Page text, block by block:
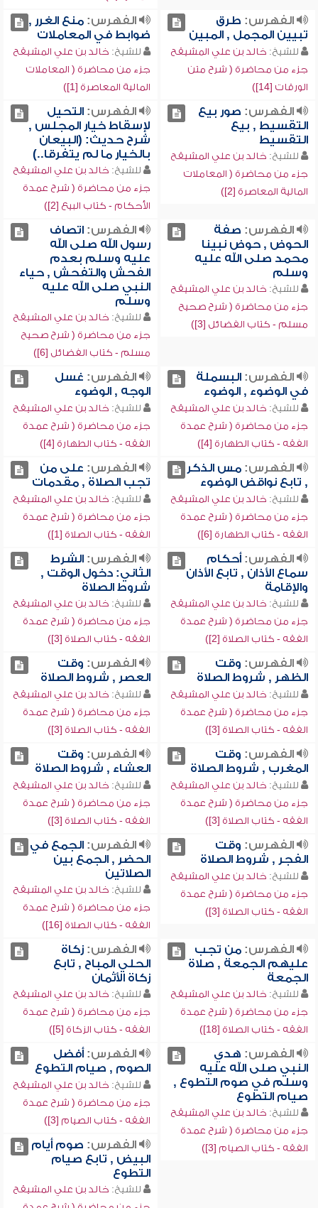
الفهرس: طرق
تبيين المجمل , المبين
للشيخ: خالد بن علي المشيقح
جزء من محاضرة ( شرح متن
الورقات [14])
الفهرس:منع الغرر ,
ضوابط في المعاملات
للشيخ: خالد بن علي المشيقح
جزء من محاضرة ( المعاملات
المالية المعاصرة [1])
الفهرس: صور بيع
التقسيط , بيع
التقسيط
للشيخ: خالد بن علي المشيقح
جزء من محاضرة ( المعاملات
المالية المعاصرة [2])
الفهرس:التحيل
لإسقاط خيار المجلس ,
شرح حديث: (البيعان
بالخيار ما لم يتفرقا..)
للشيخ: خالد بن علي المشيقح
جزء من محاضرة ( شرح عمدة
الأحكام - كتاب البيع [2])
الفهرس: صفة
الحوض , حوض نبينا
محمد صلى الله عليه
وسلم
للشيخ: خالد بن علي المشيقح
جزء من محاضرة ( شرح صحيح
مسلم - كتاب الفضائل [3])
الفهرس:اتصاف
رسول الله صلى الله
عليه وسلم بعدم
الفحش والتفحش , حياء
النبي صلى الله عليه
وسلم
للشيخ: خالد بن علي المشيقح
جزء من محاضرة ( شرح صحيح
مسلم - كتاب الفضائل [6])
الفهرس:البسملة
في الوضوء , الوضوء
للشيخ: خالد بن علي المشيقح
جزء من محاضرة ( شرح عمدة
الفقه - كتاب الطهارة [4])
الفهرس: غسل
الوجه , الوضوء
للشيخ: خالد بن علي المشيقح
جزء من محاضرة ( شرح عمدة
الفقه - كتاب الطهارة [4])
الفهرس:مس الذكر
, تابع نواقض الوضوء
للشيخ: خالد بن علي المشيقح
جزء من محاضرة ( شرح عمدة
الفقه - كتاب الطهارة [6])
الفهرس: على من
تجب الصلاة , مقدمات
للشيخ: خالد بن علي المشيقح
جزء من محاضرة ( شرح عمدة
الفقه - كتاب الصلاة [1])
الفهرس:أحكام
سماع الأذان , تابع الأذان
والإقامة
للشيخ: خالد بن علي المشيقح
جزء من محاضرة ( شرح عمدة
الفقه - كتاب الصلاة [2])
الفهرس:الشرط
الثاني: دخول الوقت ,
شروط الصلاة
للشيخ: خالد بن علي المشيقح
جزء من محاضرة ( شرح عمدة
الفقه - كتاب الصلاة [3])
الفهرس: وقت
الظهر , شروط الصلاة
للشيخ: خالد بن علي المشيقح
جزء من محاضرة ( شرح عمدة
الفقه - كتاب الصلاة [3])
الفهرس: وقت
العصر , شروط الصلاة
للشيخ: خالد بن علي المشيقح
جزء من محاضرة ( شرح عمدة
الفقه - كتاب الصلاة [3])
الفهرس: وقت
المغرب , شروط الصلاة
للشيخ: خالد بن علي المشيقح
جزء من محاضرة ( شرح عمدة
الفقه - كتاب الصلاة [3])
الفهرس: وقت
العشاء , شروط الصلاة
للشيخ: خالد بن علي المشيقح
جزء من محاضرة ( شرح عمدة
الفقه - كتاب الصلاة [3])
الفهرس: وقت
الفجر , شروط الصلاة
للشيخ: خالد بن علي المشيقح
جزء من محاضرة ( شرح عمدة
الفقه - كتاب الصلاة [3])
الفهرس:الجمع في
الحضر , الجمع بين
الصلاتين
للشيخ: خالد بن علي المشيقح
جزء من محاضرة ( شرح عمدة
الفقه - كتاب الصلاة [16])
الفهرس:من تجب
عليهم الجمعة , صلاة
الجمعة
للشيخ: خالد بن علي المشيقح
جزء من محاضرة ( شرح عمدة
الفقه - كتاب الصلاة [18])
الفهرس:زكاة
الحلي المباح , تابع
زكاة الأثمان
للشيخ: خالد بن علي المشيقح
جزء من محاضرة ( شرح عمدة
الفقه - كتاب الزكاة [5])
الفهرس: هدي
النبي صلى الله عليه
وسلم في صوم التطوع ,
صيام التطوع
للشيخ: خالد بن علي المشيقح
جزء من محاضرة ( شرح عمدة
الفقه - كتاب الصيام [3])
الفهرس:أفضل
الصوم , صيام التطوع
للشيخ: خالد بن علي المشيقح
جزء من محاضرة ( شرح عمدة
الفقه - كتاب الصيام [3])
الفهرس: صوم أيام
البيض , تابع صيام
التطوع
للشيخ: خالد بن علي المشيقح